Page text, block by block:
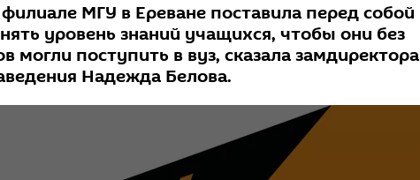
МГУ в Ереване поставила перед собой
уровень знаний учащихся, чтобы они без
могли поступить в вуз, сказала замдиректора
Надежда Белова.